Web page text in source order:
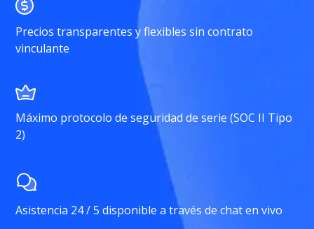
Precios transparentes y flexibles sin contrato
vinculante
Máximo protocolo de seguridad de serie (SOC II Tipo
2)
Asistencia 24 / 5 disponible a través de chat en vivo